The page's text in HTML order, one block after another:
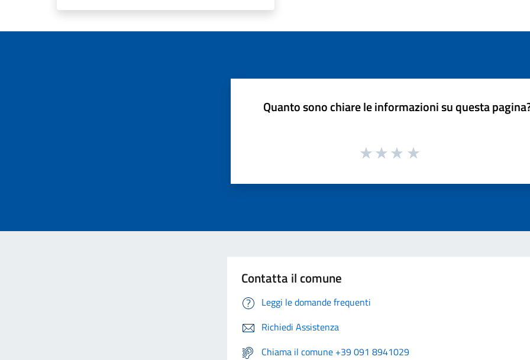
Quanto sono chiare le informazioni su questa
Contatta il comune
Leggi le domande frequenti
Richiedi Assistenza
Chiama il comune +39 091 8941029